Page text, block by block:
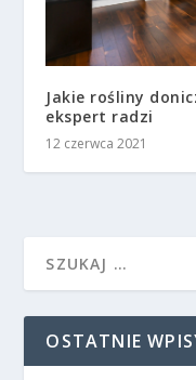
Jakie rośliny
ekspert radzi
12 czerwca 2021
OSTATNIE